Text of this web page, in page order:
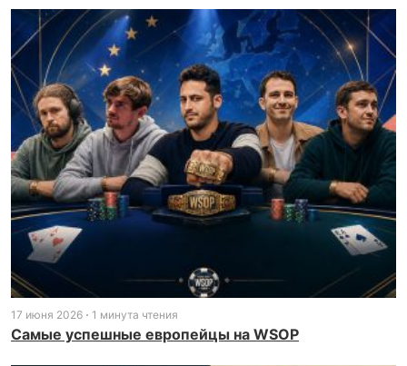
17 июня 2026 1 минута чтения
Самые успешные европейцы на WSOP